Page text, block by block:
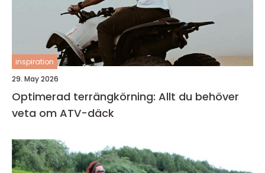
inspiration
29. May 2026
Optimerad terrängkörning: Allt du behöver
veta om ATV-däck